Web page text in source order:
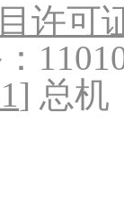
许可
] 总机